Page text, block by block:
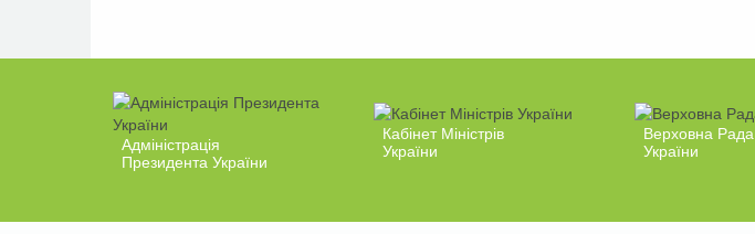
Адміністрація
Президента України
Кабінет Міністрів
України
Верховна Рада
України